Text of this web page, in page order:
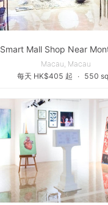
Smart Mall Shop Near
Macau, Macau
每天 HK$405 起
∙ 550